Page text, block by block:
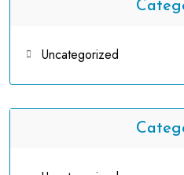
Uncategorized